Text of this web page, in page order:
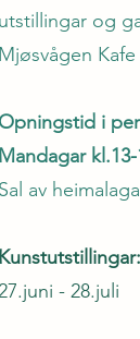
utstillingar og
Mjøsvågen
Opningstid i
Mandagar
Sal av
Kunstutstillingar:
-
Opning